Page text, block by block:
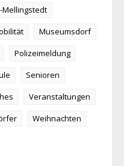
Mellingstedt
Museumsdorf
Polizeimeldung
Senioren
Veranstaltungen
Weihnachten